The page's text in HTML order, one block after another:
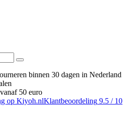
binnen 30 dagen in Nederland
vanaf 50 euro
Klantbeoordeling 9.5 / 10